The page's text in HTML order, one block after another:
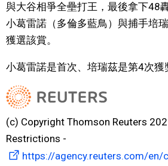
教育
家庭
醫療健康
語言
與大谷相爭全壘打王，最後拿下48
小葛雷諾（多倫多藍鳥）與捕手培
獲選該賞。
小葛雷諾是首次、培瑞茲是第4次獲
(c) Copyright Thomson Reuters
Restrictions -
https://agency.reuters.com/en/